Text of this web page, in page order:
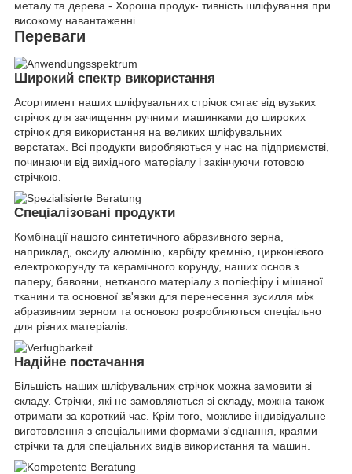
металу та дерева - Хороша продук- тивність шліфування при
високому навантаженні
Переваги
Широкий спектр використання
Асортимент наших шліфувальних стрічок сягає від вузьких
стрічок для зачищення ручними машинками до широких
стрічок для використання на великих шліфувальних
верстатах. Всі продукти виробляються у нас на підприємстві,
починаючи від вихідного матеріалу і закінчуючи готовою
стрічкою.
Спеціалізовані продукти
Комбінації нашого синтетичного абразивного зерна,
наприклад, оксиду алюмінію, карбіду кремнію, цирконієвого
електрокорунду та керамічного корунду, наших основ з
паперу, бавовни, нетканого матеріалу з поліефіру і мішаної
тканини та основної зв'язки для перенесення зусилля між
абразивним зерном та основою розробляються спеціально
для різних матеріалів.
Надійне постачання
Більшість наших шліфувальних стрічок можна замовити зі
складу. Стрічки, які не замовляються зі складу, можна також
отримати за короткий час. Крім того, можливе індивідуальне
виготовлення з спеціальними формами з'єднання, краями
стрічки та для спеціальних видів використання та машин.